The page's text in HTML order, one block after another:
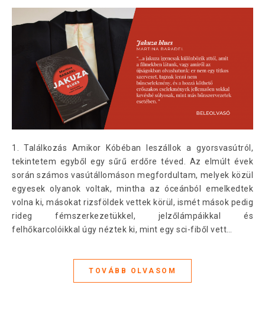
1. Találkozás Amikor Kóbéban leszállok a gyorsvasútról,
tekintetem egyből egy sűrű erdőre téved. Az elmúlt évek
során számos vasútállomáson megfordultam, melyek közül
egyesek olyanok voltak, mintha az óceánból emelkedtek
volna ki, másokat rizsföldek vettek körül, ismét mások pedig
rideg fémszerkezetükkel, jelzőlámpáikkal és
felhőkarcolóikkal úgy néztek ki, mint egy sci-fiből vett…
TOVÁBB OLVASOM